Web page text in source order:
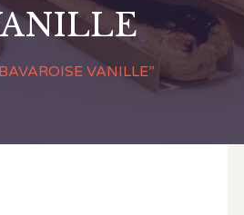
VANILLE”